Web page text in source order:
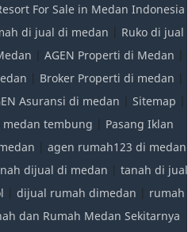
For Sale in Medan Indonesia
di jual di medan | Ruko di jual
| AGEN Properti di Medan |
| Broker Properti di medan |
Asuransi di medan | Sitemap |
medan tembung | Pasang Iklan
| agen rumah123 di medan
dijual di medan | tanah di jual
| dijual rumah dimedan | rumah
dan Rumah Medan Sekitarnya